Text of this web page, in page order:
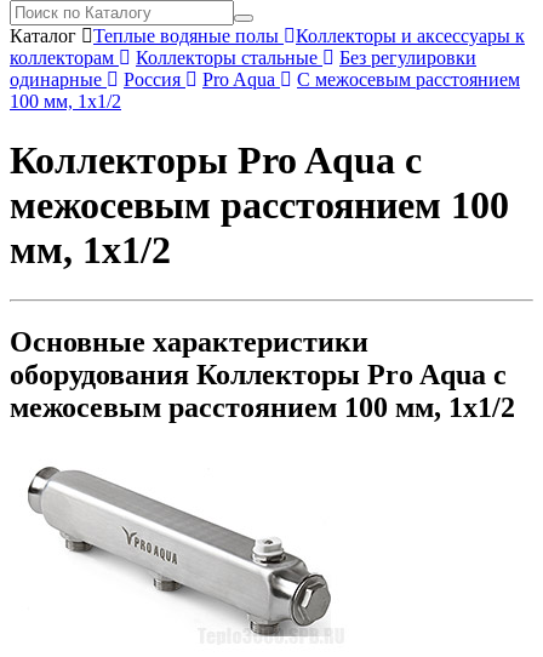
Каталог Теплые водяные полы
Коллекторы и аксессуары к
коллекторам
Коллекторы стальные
Без регулировки
одинарные
Россия Pro Aqua
С межосевым расстоянием
100 мм, 1x1/2
Коллекторы Pro Aqua с
межосевым расстоянием 100
мм, 1x1/2
Основные характеристики
оборудования Коллекторы Pro Aqua с
межосевым расстоянием 100 мм, 1x1/2